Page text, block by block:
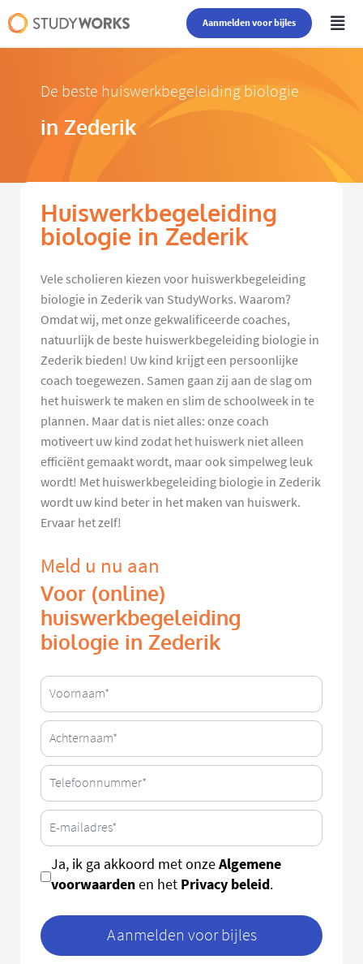
Aanmelden voor bijles
De beste huiswerkbegeleiding biologie
in Zederik
Huiswerkbegeleiding
biologie in Zederik
Vele scholieren kiezen voor huiswerkbegeleiding
biologie in Zederik van StudyWorks. Waarom?
Omdat wij, met onze gekwalificeerde coaches,
natuurlijk de beste huiswerkbegeleiding biologie in
Zederik bieden! Uw kind krijgt een persoonlijke
coach toegewezen. Samen gaan zij aan de slag om
het huiswerk te maken en slim de schoolweek in te
plannen. Maar dat is niet alles: onze coach
motiveert uw kind zodat het huiswerk niet alleen
efficiënt gemaakt wordt, maar ook simpelweg leuk
wordt! Met huiswerkbegeleiding biologie in Zederik
wordt uw kind beter in het maken van huiswerk.
Ervaar het zelf!
Meld u nu aan
Voor (online)
huiswerkbegeleiding
biologie in Zederik
Ja, ik ga akkoord met onzeAlgemene
voorwaardenen het Privacy beleid.
Aanmelden voor bijles